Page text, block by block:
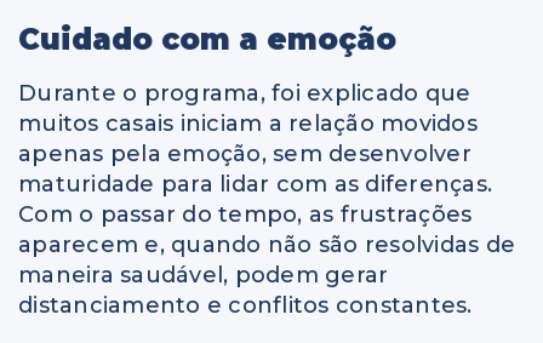
Cuidado com a emoção
Durante o programa, foi explicado que
muitos casais iniciam a relação movidos
apenas pela emoção, sem desenvolver
maturidade para lidar com as diferenças.
Com o passar do tempo, as frustrações
aparecem e, quando não são resolvidas de
maneira saudável, podem gerar
distanciamento e conflitos constantes.